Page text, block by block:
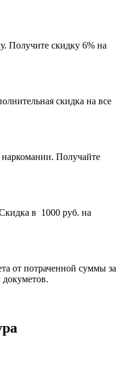
Получите скидку 6% на
скидка на все
наркомании. Получайте
в 1000 руб. на
от потраченной суммы за